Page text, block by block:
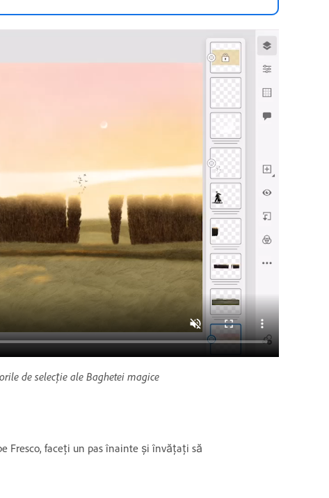
de selecție ale Baghetei magice
Fresco, faceți un pas înainte și învățați să